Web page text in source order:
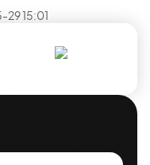
15:01